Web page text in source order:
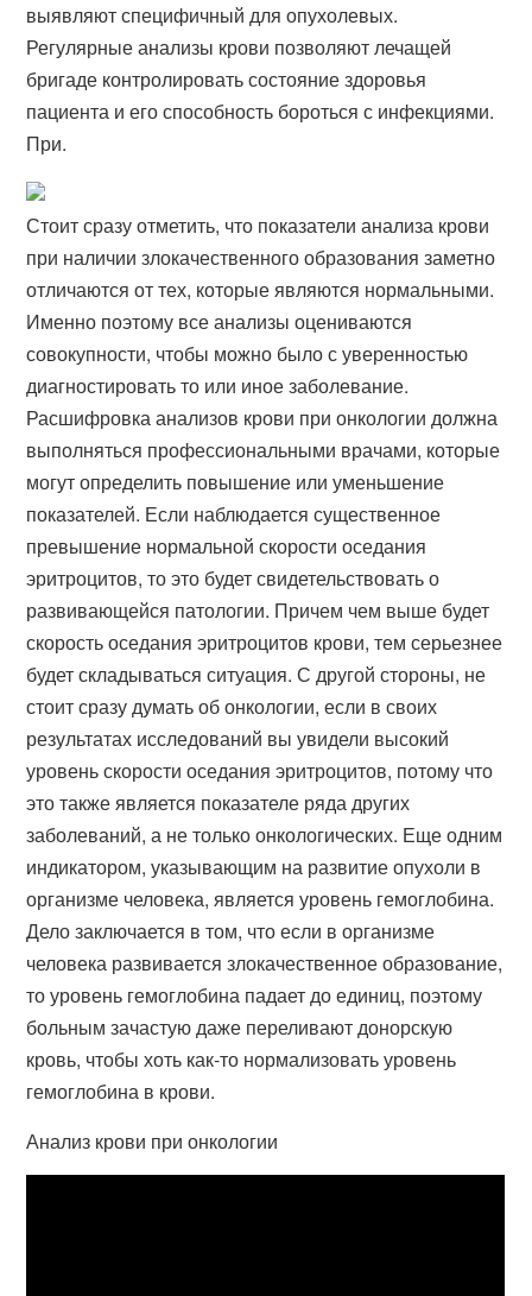
выявляют специфичный для опухолевых.
Регулярные анализы крови позволяют лечащей
бригаде контролировать состояние здоровья
пациента и его способность бороться с инфекциями.
При.
Стоит сразу отметить, что показатели анализа крови
при наличии злокачественного образования заметно
отличаются от тех, которые являются нормальными.
Именно поэтому все анализы оцениваются
совокупности, чтобы можно было с уверенностью
диагностировать то или иное заболевание.
Расшифровка анализов крови при онкологии должна
выполняться профессиональными врачами, которые
могут определить повышение или уменьшение
показателей. Если наблюдается существенное
превышение нормальной скорости оседания
эритроцитов, то это будет свидетельствовать о
развивающейся патологии. Причем чем выше будет
скорость оседания эритроцитов крови, тем серьезнее
будет складываться ситуация. С другой стороны, не
стоит сразу думать об онкологии, если в своих
результатах исследований вы увидели высокий
уровень скорости оседания эритроцитов, потому что
это также является показателе ряда других
заболеваний, а не только онкологических. Еще одним
индикатором, указывающим на развитие опухоли в
организме человека, является уровень гемоглобина.
Дело заключается в том, что если в организме
человека развивается злокачественное образование,
то уровень гемоглобина падает до единиц, поэтому
больным зачастую даже переливают донорскую
кровь, чтобы хоть как-то нормализовать уровень
гемоглобина в крови.
Анализ крови при онкологии